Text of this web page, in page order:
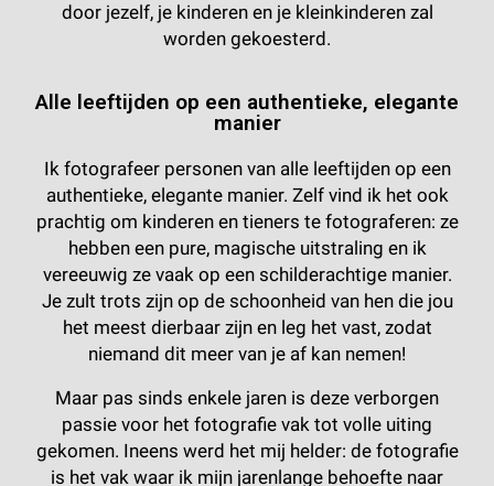
door jezelf, je kinderen en je kleinkinderen zal
worden gekoesterd.
Alle leeftijden op een authentieke, elegante
manier
Ik fotografeer personen van alle leeftijden op een
authentieke, elegante manier. Zelf vind ik het ook
prachtig om kinderen en tieners te fotograferen: ze
hebben een pure, magische uitstraling en ik
vereeuwig ze vaak op een schilderachtige manier.
Je zult trots zijn op de schoonheid van hen die jou
het meest dierbaar zijn en leg het vast, zodat
niemand dit meer van je af kan nemen!
Maar pas sinds enkele jaren is deze verborgen
passie voor het fotografie vak tot volle uiting
gekomen. Ineens werd het mij helder: de fotografie
is het vak waar ik mijn jarenlange behoefte naar